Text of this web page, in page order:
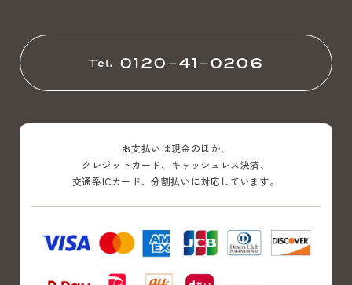
Tel. 0120-41-0206
お支払いは現金のほか、
クレジットカード、キャッシュレス決済、
交通系ICカード、分割払いに対応しています。